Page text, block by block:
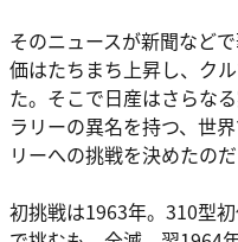
そのニュースが新聞など
価はたちまち上昇し、ク
た。そこで日産はさらな
ラリーの異名を持つ、世
リーへの挑戦を決めたのだ
初挑戦は1963年。310型